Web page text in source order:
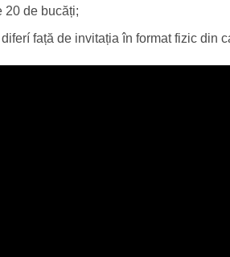
20 de bucăți;
față de invitația în format fizic din